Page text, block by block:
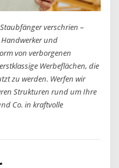
verschrien –
und
von verborgenen
Werbeflächen, die
zu werden. Werfen wir
Strukturen rund um Ihre
Co. in kraftvolle